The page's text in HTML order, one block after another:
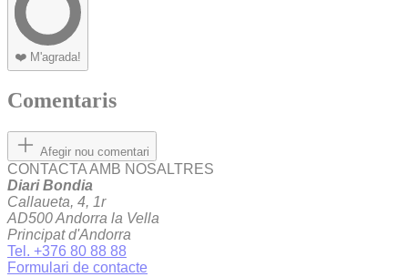
❤️ M'agrada!
Comentaris
Afegir nou comentari
CONTACTA AMB NOSALTRES
Diari Bondia
Callaueta, 4, 1r
AD500 Andorra la Vella
Principat d'Andorra
Tel. +376 80 88 88
Formulari de contacte